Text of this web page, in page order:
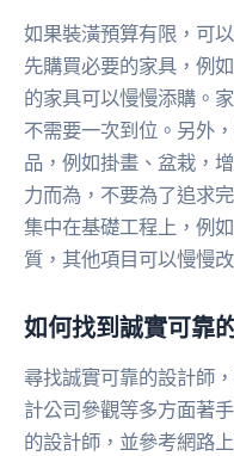
如果裝潢預算有限，可
先購買必要的家具，例
的家具可以慢慢添購。
不需要一次到位。另外
品，例如掛畫、盆栽，
力而為，不要為了追求
集中在基礎工程上，例
質，其他項目可以慢慢改
如何找到誠實可靠
尋找誠實可靠的設計師
計公司參觀等多方面著
的設計師，並參考網路